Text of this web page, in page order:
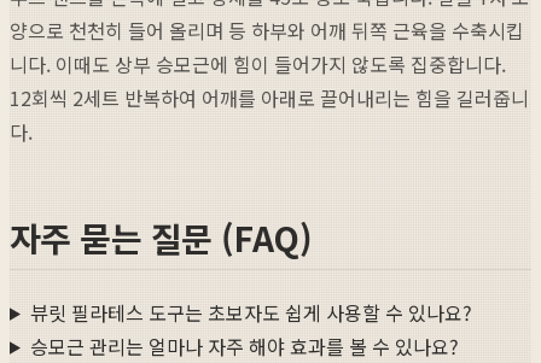
양으로 천천히 들어 올리며 등 하부와 어깨 뒤쪽 근육을 수축시킵
니다. 이때도 상부 승모근에 힘이 들어가지 않도록 집중합니다.
12회씩 2세트 반복하여 어깨를 아래로 끌어내리는 힘을 길러줍니
다.
자주 묻는 질문 (FAQ)
뷰릿 필라테스 도구는 초보자도 쉽게 사용할 수 있나요?
승모근 관리는 얼마나 자주 해야 효과를 볼 수 있나요?